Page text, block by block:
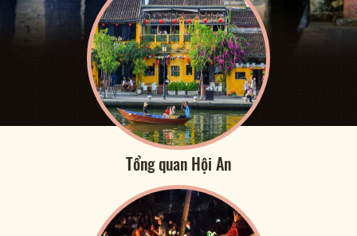
Tổng quan Hội An